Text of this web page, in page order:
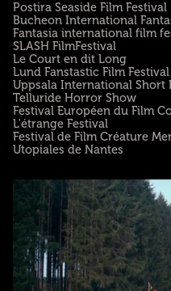
Postira Seaside Film Festival
Bucheon International
Fantasia international film
SLASH FilmFestival
Le Court en dit Long
Lund Fanstastic Film Festival
Uppsala International Short
Telluride Horror Show
Festival Européen du Film
L'étrange Festival
Festival de Film Créature
Utopiales de Nantes